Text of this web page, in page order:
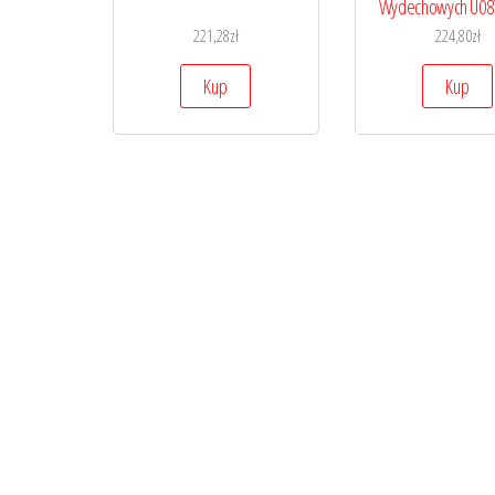
221,28zł
Kup
Wydechowych
224,80zł
Kup